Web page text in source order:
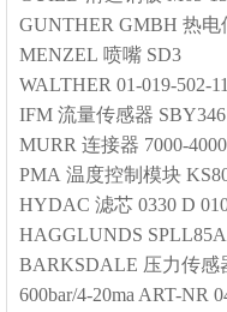
GUNTHER GMBH 热电
MENZEL 喷嘴 SD3
WALTHER 01-019-502-
IFM 流量传感器 SBY346
MURR 连接器 7000-
PMA 温度控制模块
HYDAC 滤芯 0330 D
HAGGLUNDS
BARKSDALE 压力传感
600bar/4-20ma ART-NR